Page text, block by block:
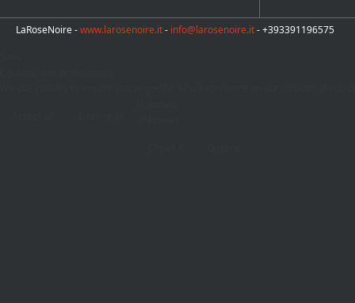
LaRoseNoire -www.larosenoire.it- info@larosenoire.it- +393391196575